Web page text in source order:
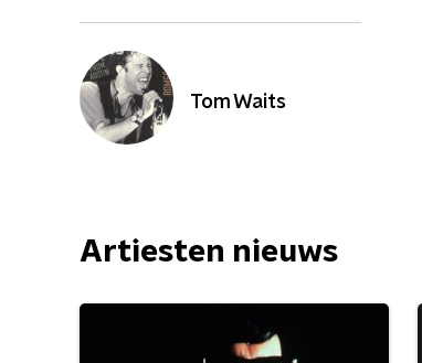
Tom Waits
Artiesten nieuws